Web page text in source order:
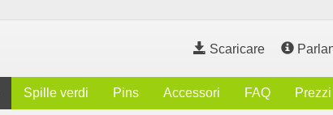
Scaricare
Spille verdi Pins Accessori FAQ Prezzi